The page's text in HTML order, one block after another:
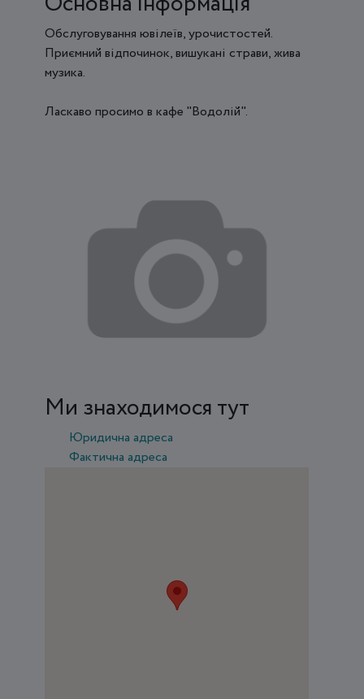
Обслуговування ювілеїв, урочистостей.
Приємний відпочинок, вишукані страви, жива
музика.
Ласкаво просимо в кафе "Водолій".
Ми знаходимося тут
Юридична адреса
Фактична адреса